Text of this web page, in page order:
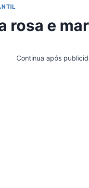
rosa e
Continua após